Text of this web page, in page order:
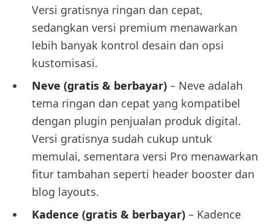
Versi gratisnya ringan dan cepat,
sedangkan versi premium menawarkan
lebih banyak kontrol desain dan opsi
kustomisasi.
Neve (gratis & berbayar) – Neve adalah
tema ringan dan cepat yang kompatibel
dengan plugin penjualan produk digital.
Versi gratisnya sudah cukup untuk
memulai, sementara versi Pro menawarkan
fitur tambahan seperti header booster dan
blog layouts.
Kadence (gratis & berbayar) – Kadence